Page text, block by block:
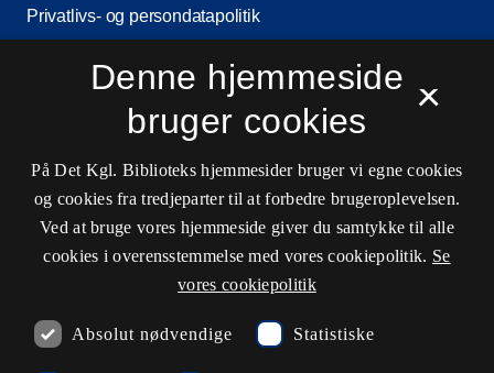
Privatlivs- og persondatapolitik
Cookieindstillinger
Kontaktinformationer
Åbningstider
Spørg biblioteket
×
Denne hjemmeside
bruger cookies
På Det Kgl. Biblioteks hjemmesider bruger vi egne cookies
og cookies fra tredjeparter til at forbedre brugeroplevelsen.
Ved at bruge vores hjemmeside giver du samtykke til alle
cookies i overensstemmelse med vores cookiepolitik. Se
vores cookiepolitik
Absolut nødvendige Statistiske